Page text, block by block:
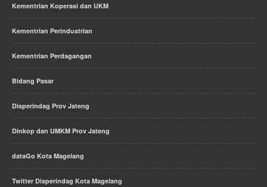
Kementrian Koperasi dan UKM
Kementrian Perindustrian
Kementrian Perdagangan
Bidang Pasar
Disperindag Prov Jateng
Dinkop dan UMKM Prov Jateng
dataGo Kota Magelang
Twitter Disperindag Kota Magelang